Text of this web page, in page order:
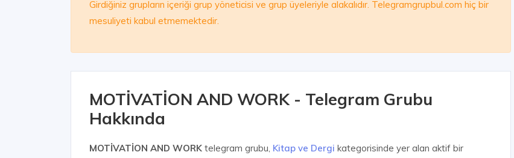
Girdiğiniz grupların içeriği grup yöneticisi ve grup üyeleriyle alakalıdır. Telegramgrupbul.com hiç bir
mesuliyeti kabul etmemektedir.
MOTİVATİON AND WORK - Telegram Grubu
Hakkında
MOTİVATİON AND WORK telegram grubu, Kitap ve Dergi kategorisinde yer alan aktif bir